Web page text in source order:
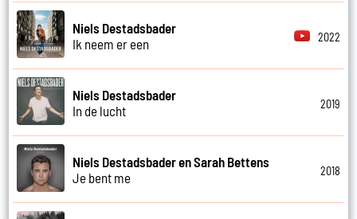
Niels Destadsbader
Ik neem er een
2022
Niels Destadsbader
In de lucht
2019
Niels Destadsbader en Sarah Bettens
Je bent me
2018